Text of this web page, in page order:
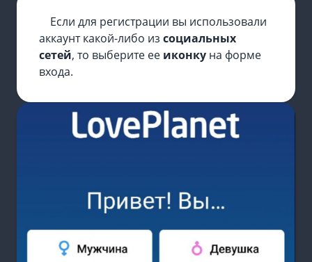
Если для регистрации вы использовали
аккаунт какой-либо из социальных
сетей, то выберите ее иконку на форме
входа.